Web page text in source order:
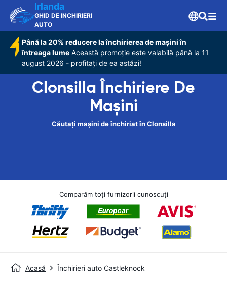
Irlanda
GHID DE INCHIRIERI
AUTO
Până la 20% reducere la închirierea de mașini în
întreaga lume Această promoție este valabilă până la 11
august 2026 - profitați de ea astăzi!
Clonsilla Închiriere De
Maşini
Căutați mașini de închiriat în Clonsilla
Comparăm toți furnizorii cunoscuți
Acasă Închirieri auto Castleknock